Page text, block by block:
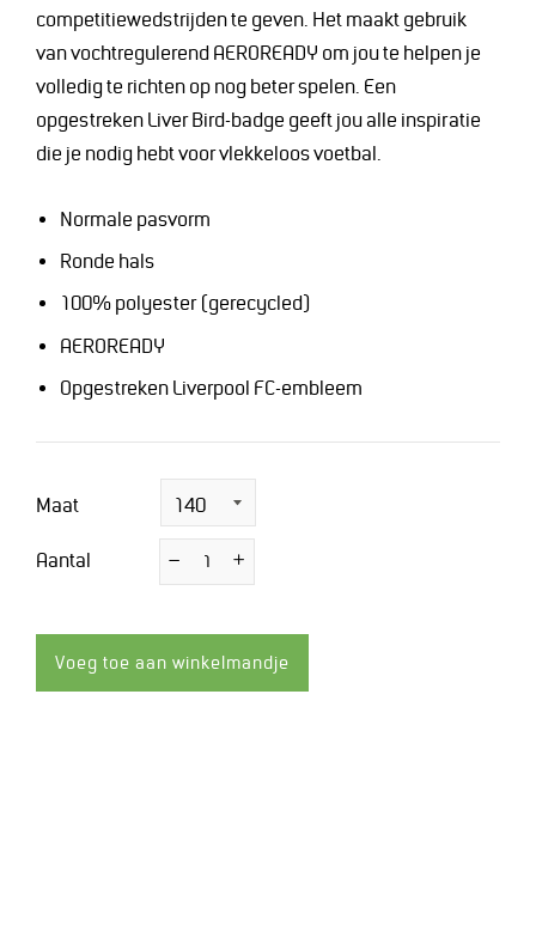
competitiewedstrijden te geven. Het maakt gebruik
van vochtregulerend AEROREADY om jou te helpen je
volledig te richten op nog beter spelen. Een
opgestreken Liver Bird-badge geeft jou alle inspiratie
die je nodig hebt voor vlekkeloos voetbal.
Normale pasvorm
Ronde hals
100% polyester (gerecycled)
AEROREADY
Opgestreken Liverpool FC-embleem
Maat
Aantal
met
met
Voeg toe aan winkelmandje